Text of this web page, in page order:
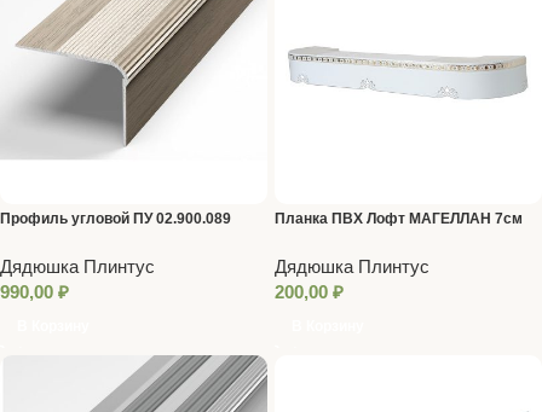
Профиль угловой ПУ 02.900.089
Дядюшка Плинтус
990,00 ₽
Планка ПВХ Лофт МАГЕЛЛАН 7см
за 1м)
Дядюшка Плинтус
200,00 ₽